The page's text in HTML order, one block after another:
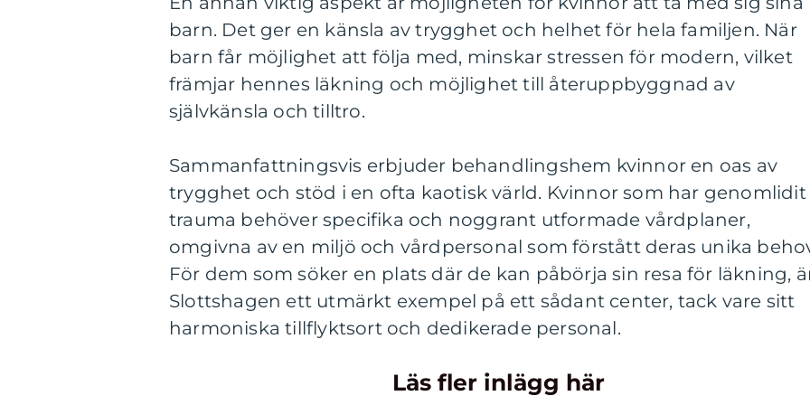
barn. Det ger en känsla av trygghet och helhet för hela familjen. När
barn får möjlighet att följa med, minskar stressen för modern, vilket
främjar hennes läkning och möjlighet till återuppbyggnad av
självkänsla och tilltro.
Sammanfattningsvis erbjuder behandlingshem kvinnor en oas av
trygghet och stöd i en ofta kaotisk värld. Kvinnor som har genomlidit
trauma behöver specifika och noggrant utformade vårdplaner,
omgivna av en miljö och vårdpersonal som förstått deras unika
För dem som söker en plats där de kan påbörja sin resa för läkning,
Slottshagen ett utmärkt exempel på ett sådant center, tack vare sitt
harmoniska tillflyktsort och dedikerade personal.
Läs fler inlägg här